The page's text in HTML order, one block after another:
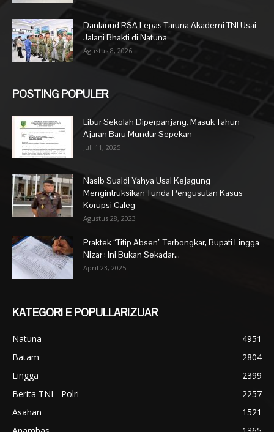
Danlanud RSA Lepas Taruna Akademi TNI Usai
Jalani Bhakti di Natuna
Agustus 8, 2026
POSTING POPULER
Libur Sekolah Diperpanjang, Masuk Tahun
Ajaran Baru Mundur Sepekan
Juli 11, 2025
Nasib Suaidi Yahya Usai Kejagung
Mengintruksikan Tunda Pengusutan Kasus
Korupsi Caleg
Agustus 28, 2023
Praktek “Titip Absen” Terbongkar, Bupati Lingga
Nizar : Ini Bukan Sekadar...
April 23, 2025
KATEGORI E POPULLARIZUAR
Natuna
4951
Batam
2804
Lingga
2399
Berita TNI - Polri
2257
Asahan
1521